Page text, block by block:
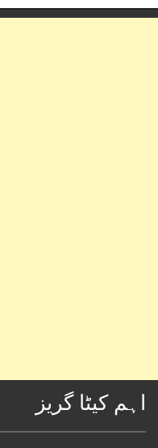
اہم کیٹا گریز